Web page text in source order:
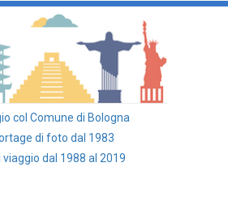
col Comune di Bologna
di foto dal 1983
viaggio dal 1988 al 2019